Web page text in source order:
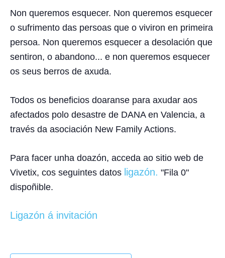
Non queremos esquecer. Non queremos esquecer
o sufrimento das persoas que o viviron en primeira
persoa. Non queremos esquecer a desolación que
sentiron, o abandono... e non queremos esquecer
os seus berros de axuda.
Todos os beneficios doaranse para axudar aos
afectados polo desastre de DANA en Valencia, a
través da asociación New Family Actions.
Para facer unha doazón, acceda ao sitio web de
Vivetix, cos seguintes datos ligazón. "Fila 0"
dispoñible.
Ligazón á invitación